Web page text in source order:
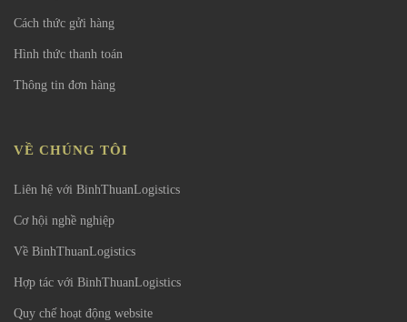
Cách thức gửi hàng
Hình thức thanh toán
Thông tin đơn hàng
VỀ CHÚNG TÔI
Liên hệ với BinhThuanLogistics
Cơ hội nghề nghiệp
Về BinhThuanLogistics
Hợp tác với BinhThuanLogistics
Quy chế hoạt động website